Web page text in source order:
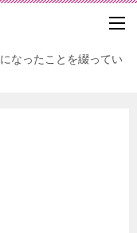
なったことを綴ってい